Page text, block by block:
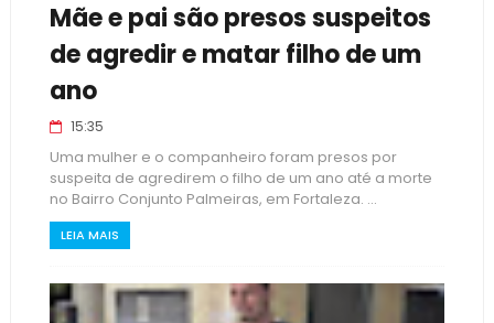
Mãe e pai são presos suspeitos
de agredir e matar filho de um
ano
15:35
Uma mulher e o companheiro foram presos por
suspeita de agredirem o filho de um ano até a morte
no Bairro Conjunto Palmeiras, em Fortaleza. ...
LEIA MAIS